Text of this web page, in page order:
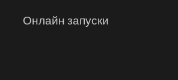
Онлайн запуски